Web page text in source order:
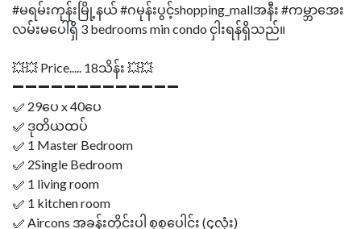
#မရမ်းကုန်းမြို့နယ် #ဂမုန်းပွင့်shopping_mallအနီး #ကမ္ဘာအေး
လမ်းမပေါ်ရှိ 3 bedrooms min condo ငှါးရန်ရှိသည်။
💥💥 Price..... 18သိန်း 💥💥
➖➖➖➖➖➖➖➖➖➖➖➖➖
✅ 29ပေ x 40ပေ
✅ ဒုတိယထပ်
✅ 1 Master Bedroom
✅ 2Single Bedroom
✅ 1 living room
✅ 1 kitchen room
✅ Aircons အခန်းတိုင်းပါ စုစုပေါင်း (၄လုံး)